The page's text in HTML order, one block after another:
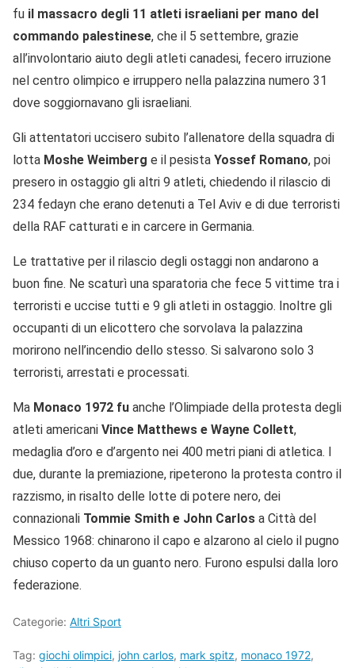
fu il massacro degli 11 atleti israeliani per mano del
commando palestinese, che il 5 settembre, grazie
all’involontario aiuto degli atleti canadesi, fecero irruzione
nel centro olimpico e irruppero nella palazzina numero 31
dove soggiornavano gli israeliani.
Gli attentatori uccisero subito l’allenatore della squadra di
lotta Moshe Weimberg e il pesista Yossef Romano, poi
presero in ostaggio gli altri 9 atleti, chiedendo il rilascio di
234 fedayn che erano detenuti a Tel Aviv e di due terroristi
della RAF catturati e in carcere in Germania.
Le trattative per il rilascio degli ostaggi non andarono a
buon fine. Ne scaturì una sparatoria che fece 5 vittime tra i
terroristi e uccise tutti e 9 gli atleti in ostaggio. Inoltre gli
occupanti di un elicottero che sorvolava la palazzina
morirono nell’incendio dello stesso. Si salvarono solo 3
terroristi, arrestati e processati.
Ma Monaco 1972 fu anche l’Olimpiade della protesta degli
atleti americani Vince Matthews e Wayne Collett,
medaglia d’oro e d’argento nei 400 metri piani di atletica. I
due, durante la premiazione, ripeterono la protesta contro il
razzismo, in risalto delle lotte di potere nero, dei
connazionali Tommie Smith e John Carlos a Città del
Messico 1968: chinarono il capo e alzarono al cielo il pugno
chiuso coperto da un guanto nero. Furono espulsi dalla loro
federazione.
Categorie: Altri Sport
Tag: giochi olimpici, john carlos, mark spitz, monaco 1972,